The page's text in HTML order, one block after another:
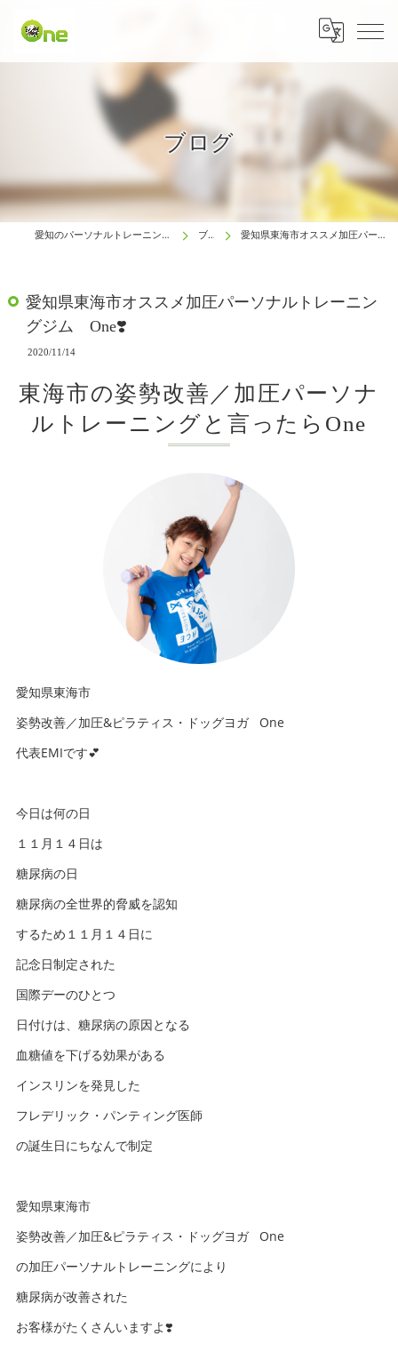
ブログ
愛知のパーソナルトレーニングは生涯動ける体研究所 One ブログ 愛知県東海市オススメ加圧パーソナルトレーニングジム One❣️
愛知県東海市オススメ加圧パーソナルトレーニン
グジム One❣️
2020/11/14
東海市の姿勢改善／加圧パーソナ
ルトレーニングと言ったらOne
愛知県東海市
姿勢改善／加圧&ピラティス・ドッグヨガ One
代表EMIです💕
今日は何の日
１１月１４日は
糖尿病の日
糖尿病の全世界的脅威を認知
するため１１月１４日に
記念日制定された
国際デーのひとつ
日付けは、糖尿病の原因となる
血糖値を下げる効果がある
インスリンを発見した
フレデリック・パンティング医師
の誕生日にちなんで制定
愛知県東海市
姿勢改善／加圧&ピラティス・ドッグヨガ One
の加圧パーソナルトレーニングにより
糖尿病が改善された
お客様がたくさんいますよ❣️